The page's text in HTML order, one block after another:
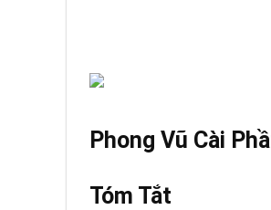
Phong Vũ Cài
Tóm Tắt